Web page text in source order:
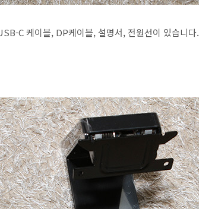
C 케이블, DP케이블, 설명서, 전원선이 있습니다.